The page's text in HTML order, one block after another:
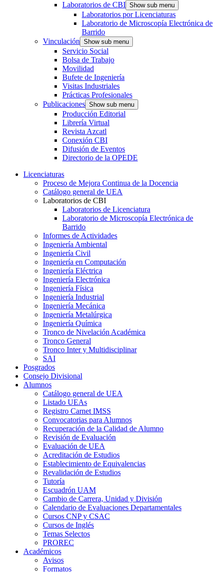
Laboratorios de CBI Show sub menu
Laboratorios por Licenciaturas
Laboratorio de Microscopía Electrónica de
Barrido
Vinculación Show sub menu
Servicio Social
Bolsa de Trabajo
Movilidad
Bufete de Ingeniería
Visitas Industriales
Prácticas Profesionales
Publicaciones Show sub menu
Producción Editorial
Librería Virtual
Revista Azcatl
Conexión CBI
Difusión de Eventos
Directorio de la OPEDE
Licenciaturas
Proceso de Mejora Continua de la Docencia
Catálogo general de UEA
Laboratorios de CBI
Laboratorios de Licenciatura
Laboratorio de Microscopía Electrónica de
Barrido
Informes de Actividades
Ingeniería Ambiental
Ingeniería Civil
Ingeniería en Computación
Ingeniería Eléctrica
Ingeniería Electrónica
Ingeniería Física
Ingeniería Industrial
Ingeniería Mecánica
Ingeniería Metalúrgica
Ingeniería Química
Tronco de Nivelación Académica
Tronco General
Tronco Inter y Multidisciplinar
SAI
Posgrados
Consejo Divisional
Alumnos
Catálogo general de UEA
Listado UEAs
Registro Carnet IMSS
Convocatorias para Alumnos
Recuperación de la Calidad de Alumno
Revisión de Evaluación
Evaluación de UEA
Acreditación de Estudios
Establecimiento de Equivalencias
Revalidación de Estudios
Tutoría
Escuadrón UAM
Cambio de Carrera, Unidad y División
Calendario de Evaluaciones Departamentales
Cursos CNP y CSAC
Cursos de Inglés
Temas Selectos
PROREC
Académicos
Avisos
Formatos